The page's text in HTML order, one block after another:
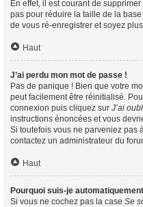
En effet, il est courant de
pas pour réduire la taille de la
de vous ré-enregistrer et soyez
Haut
J’ai perdu mon mot de passe !
Pas de panique ! Bien que votre
peut facilement être réinitialisé.
connexion puis cliquez sur J’ai
instructions énoncées et vous
Si toutefois vous ne parveniez pas
contactez un administrateur du
Haut
Pourquoi suis-je
Si vous ne cochez pas la case Se